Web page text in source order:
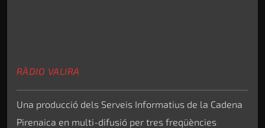
RÀDIO VALIRA
Una producció dels Serveis Informatius de la Cadena
Pirenaica en multi-difusió per tres freqüències